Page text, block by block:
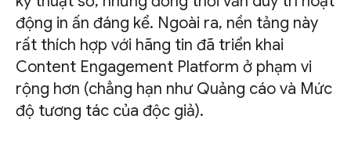
động in ấn đáng kể. Ngoài ra, nền tảng này
rất thích hợp với hãng tin đã triển khai
Content Engagement Platform ở phạm vi
rộng hơn (chẳng hạn như Quảng cáo và Mức
độ tương tác của độc giả).